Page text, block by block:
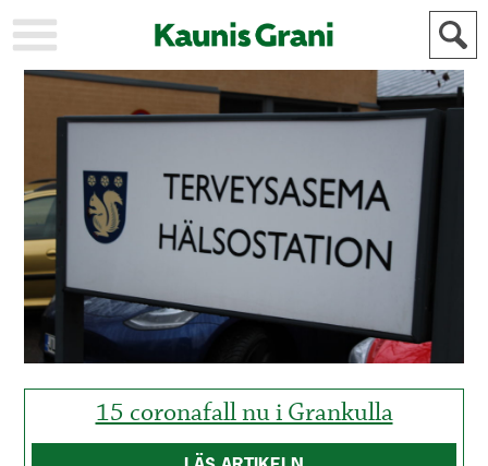
STADEN
AJANKOHTAISTA
AKTUELLT
URHEILU
KULTTUURI
KULTUR
HISTORIA
HISTORIA
YLEINEN
ALLMÄN
MAINOSTAJILLE
FÖR
ANNONSÖRER
15 coronafall nu i Grankulla